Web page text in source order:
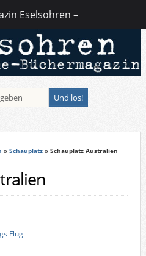
» Schauplatz» Schauplatz Australien
Flug
Eselsohren –